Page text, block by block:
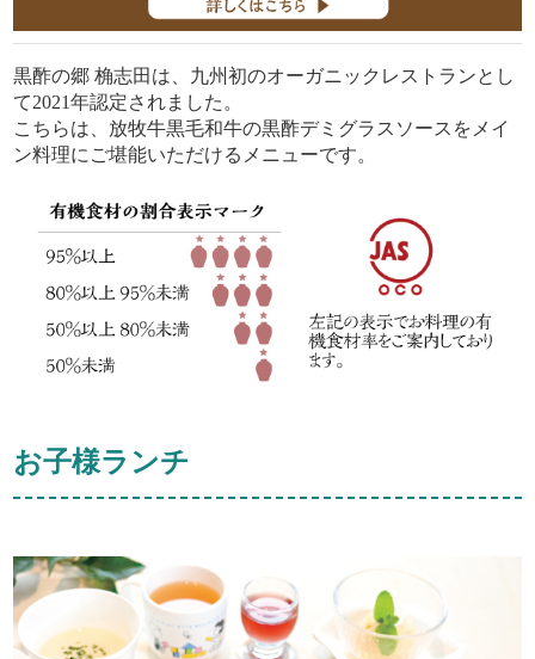
黒酢の郷 桷志田は、九州初のオーガニックレストランとし
て2021年認定されました。
こちらは、放牧牛黒毛和牛の黒酢デミグラスソースをメイ
ン料理にご堪能いただけるメニューです。
お子様ランチ